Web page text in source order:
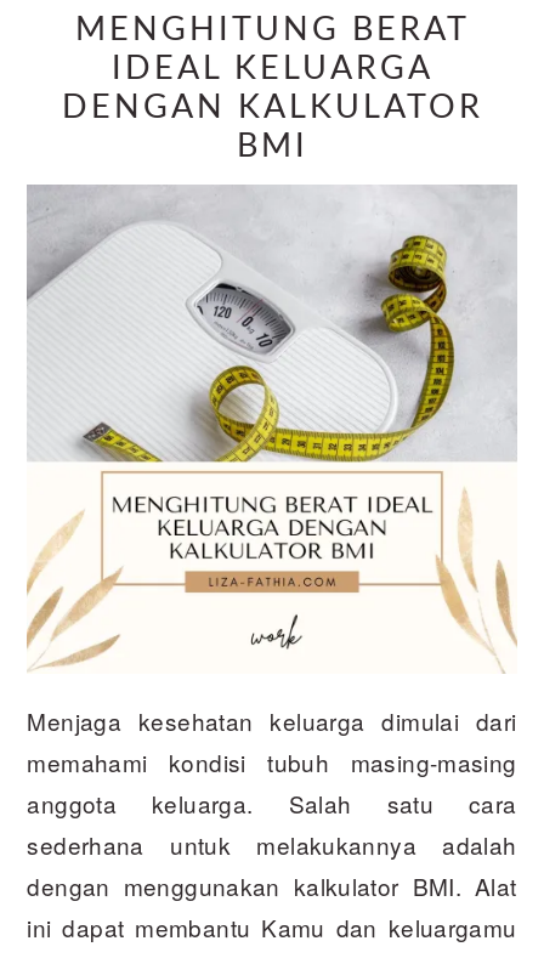
MENGHITUNG BERAT
IDEAL KELUARGA
DENGAN KALKULATOR
BMI
Menjaga kesehatan keluarga dimulai dari
memahami kondisi tubuh masing-masing
anggota keluarga. Salah satu cara
sederhana untuk melakukannya adalah
dengan menggunakan kalkulator BMI. Alat
ini dapat membantu Kamu dan keluargamu